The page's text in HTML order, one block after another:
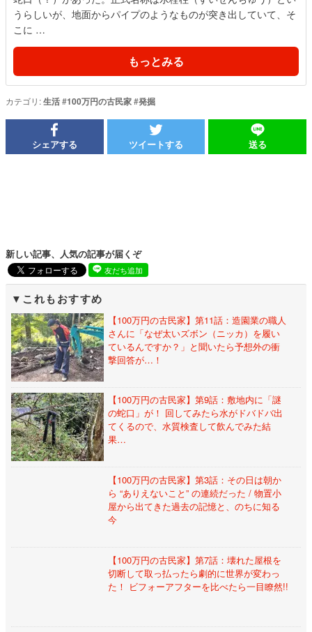
うらしいが、地面からパイプのようなものが突き出していて、そ
こに …
もっとみる
カテゴリ:生活#100万円の古民家#発掘
シェアする ツイートする 送る
新しい記事、人気の記事が届くぞ
友だち追加
これもおすすめ
【100万円の古民家】第11話：造園業の職人
さんに「なぜ太いズボン（ニッカ）を履い
ているんですか？」と聞いたら予想外の衝
撃回答が…！
【100万円の古民家】第9話：敷地内に「謎
の蛇口」が！ 回してみたら水がドバドバ出
てくるので、水質検査して飲んでみた結
果…
【100万円の古民家】第3話：その日は朝か
ら “ありえないこと” の連続だった / 物置小
屋から出てきた過去の記憶と、のちに知る
今
【100万円の古民家】第7話：壊れた屋根を
切断して取っ払ったら劇的に世界が変わっ
た！ ビフォーアフターを比べたら一目瞭然!!